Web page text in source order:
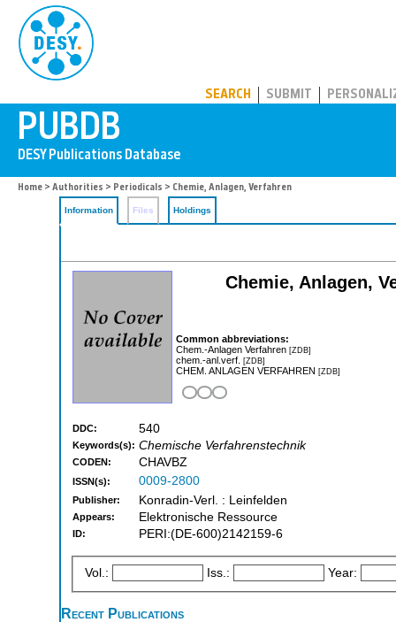
SEARCH SUBMIT
Home > Authorities > Periodicals > Chemie, Anlagen, Verfahren
Information Files Holdings
Chemie, Anlagen,
Common abbreviations:
Chem.-Anlagen Verfahren [ZDB]
chem.-anl.verf. [ZDB]
CHEM. ANLAGEN VERFAHREN [ZDB]
DDC: 540
Keywords(s): Chemische Verfahrenstechnik
CODEN: CHAVBZ
ISSN(s): 0009-2800
Publisher: Konradin-Verl. : Leinfelden
Appears: Elektronische Ressource
ID: PERI:(DE-600)2142159-6
Vol.: Iss.: Year:
Recent Publications